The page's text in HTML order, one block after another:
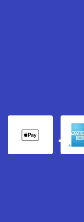
American express
Pay